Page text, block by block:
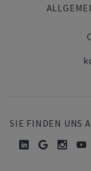
SIE FINDEN UNS